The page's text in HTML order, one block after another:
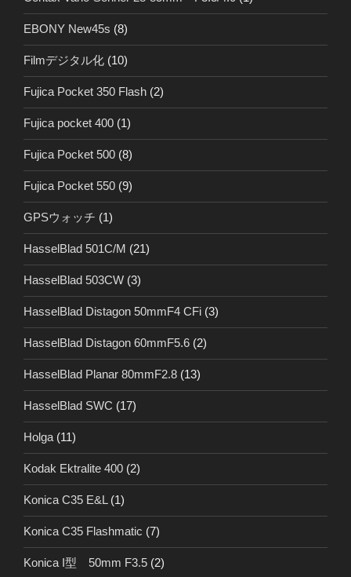
EBONY New45s (8)
Filmデジタル化 (10)
Fujica Pocket 350 Flash (2)
Fujica pocket 400 (1)
Fujica Pocket 500 (8)
Fujica Pocket 550 (9)
GPSウォッチ (1)
HasselBlad 501C/M (21)
HasselBlad 503CW (3)
HasselBlad Distagon 50mmF4 CFi (3)
HasselBlad Distagon 60mmF5.6 (2)
HasselBlad Planar 80mmF2.8 (13)
HasselBlad SWC (17)
Holga (11)
Kodak Ektralite 400 (2)
Konica C35 E&L (1)
Konica C35 Flashmatic (7)
Konica I型 50mm F3.5 (2)